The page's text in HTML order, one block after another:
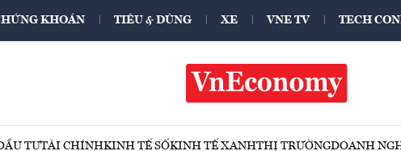
KHOÁN TIÊU & DÙNG XE VNE TV TECH
TƯTÀI CHÍNHKINH TẾ SỐKINH TẾ XANHTHỊ TRƯỜNGDOANH